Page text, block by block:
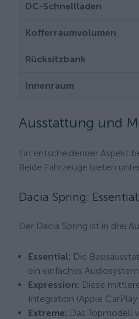
DC-Schnellladen
Kofferraumvolumen
Rücksitzbank
Innenraum
Ausstattung und
Ein entscheidender Aspekt
Beide Fahrzeuge bieten
Dacia Spring:
Der Dacia Spring ist in drei
Essential: Die
ein einfaches
Expression: Diese
Integration (Apple
Extreme: Das Topmodell